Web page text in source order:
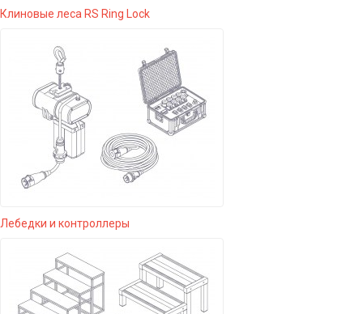
Клиновые леса RS Ring Lock
Лебедки и контроллеры